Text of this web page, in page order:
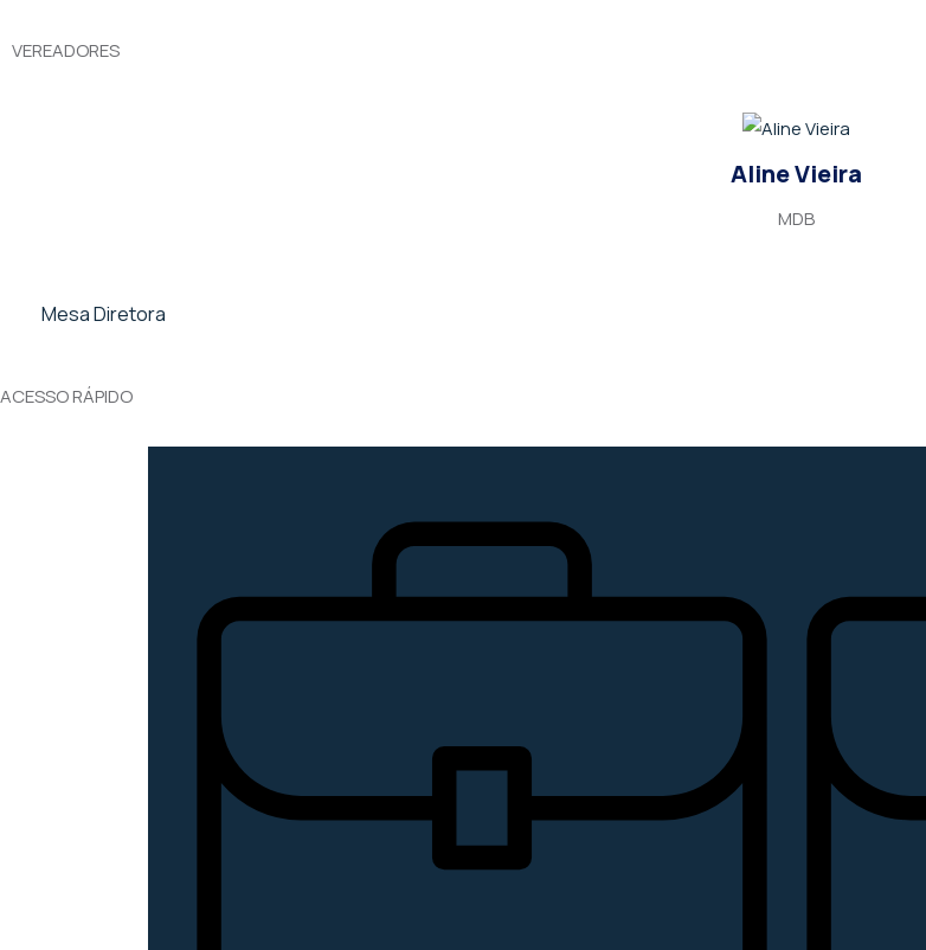
VEREADORES
Aline Vieira
MDB
Mesa Diretora
ACESSO RÁPIDO